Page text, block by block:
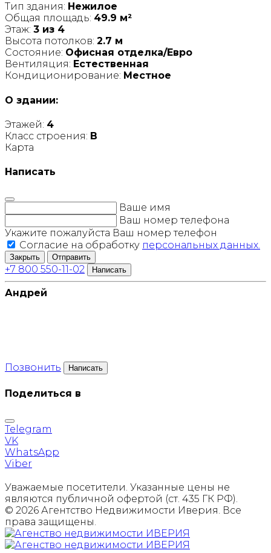
Тип здания: Нежилое
Общая площадь: 49.9 м²
Этаж: 3 из 4
Высота потолков: 2.7 м
Состояние: Офисная отделка/Евро
Вентиляция: Естественная
Кондиционирование: Местное
О здании:
Этажей: 4
Класс строения: B
Карта
Написать
Ваше имя
Ваш номер телефона
Укажите пожалуйста Ваш номер телефон
Согласие на обработку персональных данных.
Закрыть Отправить
+7 800 550-11-02 Написать
Андрей
Позвонить Написать
Поделиться в
Telegram
VK
WhatsApp
Viber
Уважаемые посетители. Указанные цены не
являются публичной офертой (ст. 435 ГК РФ).
© 2026 Агентство Недвижимости Иверия. Все
права защищены.